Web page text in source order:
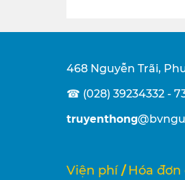
468 Nguyễn Trãi,
☎ (028) 39234332 -
truyenthong
Viện phí / Hóa